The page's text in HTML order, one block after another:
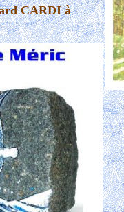
CARDI à